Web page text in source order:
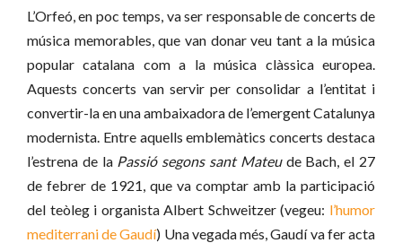
L’Orfeó, en poc temps, va ser responsable de concerts de
música memorables, que van donar veu tant a la música
popular catalana com a la música clàssica europea.
Aquests concerts van servir per consolidar a l’entitat i
convertir-la en una ambaixadora de l’emergent Catalunya
modernista. Entre aquells emblemàtics concerts destaca
l’estrena de la Passió segons sant Mateude Bach, el 27
de febrer de 1921, que va comptar amb la participació
del teòleg i organista Albert Schweitzer (vegeu: l’humor
mediterrani de Gaudí) Una vegada més, Gaudí va fer acta